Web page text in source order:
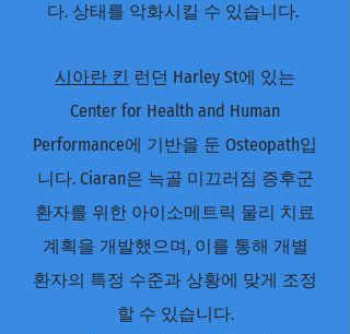
다. 상태를 악화시킬 수 있습니다.
시아란 킨 런던 Harley St에 있는
Center for Health and Human
Performance에 기반을 둔 Osteopath입
니다. Ciaran은 늑골 미끄러짐 증후군
환자를 위한 아이소메트릭 물리 치료
계획을 개발했으며, 이를 통해 개별
환자의 특정 수준과 상황에 맞게 조정
할 수 있습니다.